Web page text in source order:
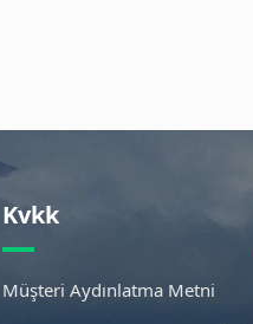
Kvkk
Müşteri Aydınlatma Metni